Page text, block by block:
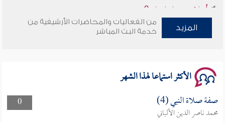
سلسلة محاضرات نفحات رمضانية 1444هـ
المزيد
من الفعاليات والمحاضرات الأرشيفية من
خدمة البث المباشر
الأكثر استماعا لهذا الشهر
0 صفة صلاة النبي (4)
محمد ناصر الدين الألباني